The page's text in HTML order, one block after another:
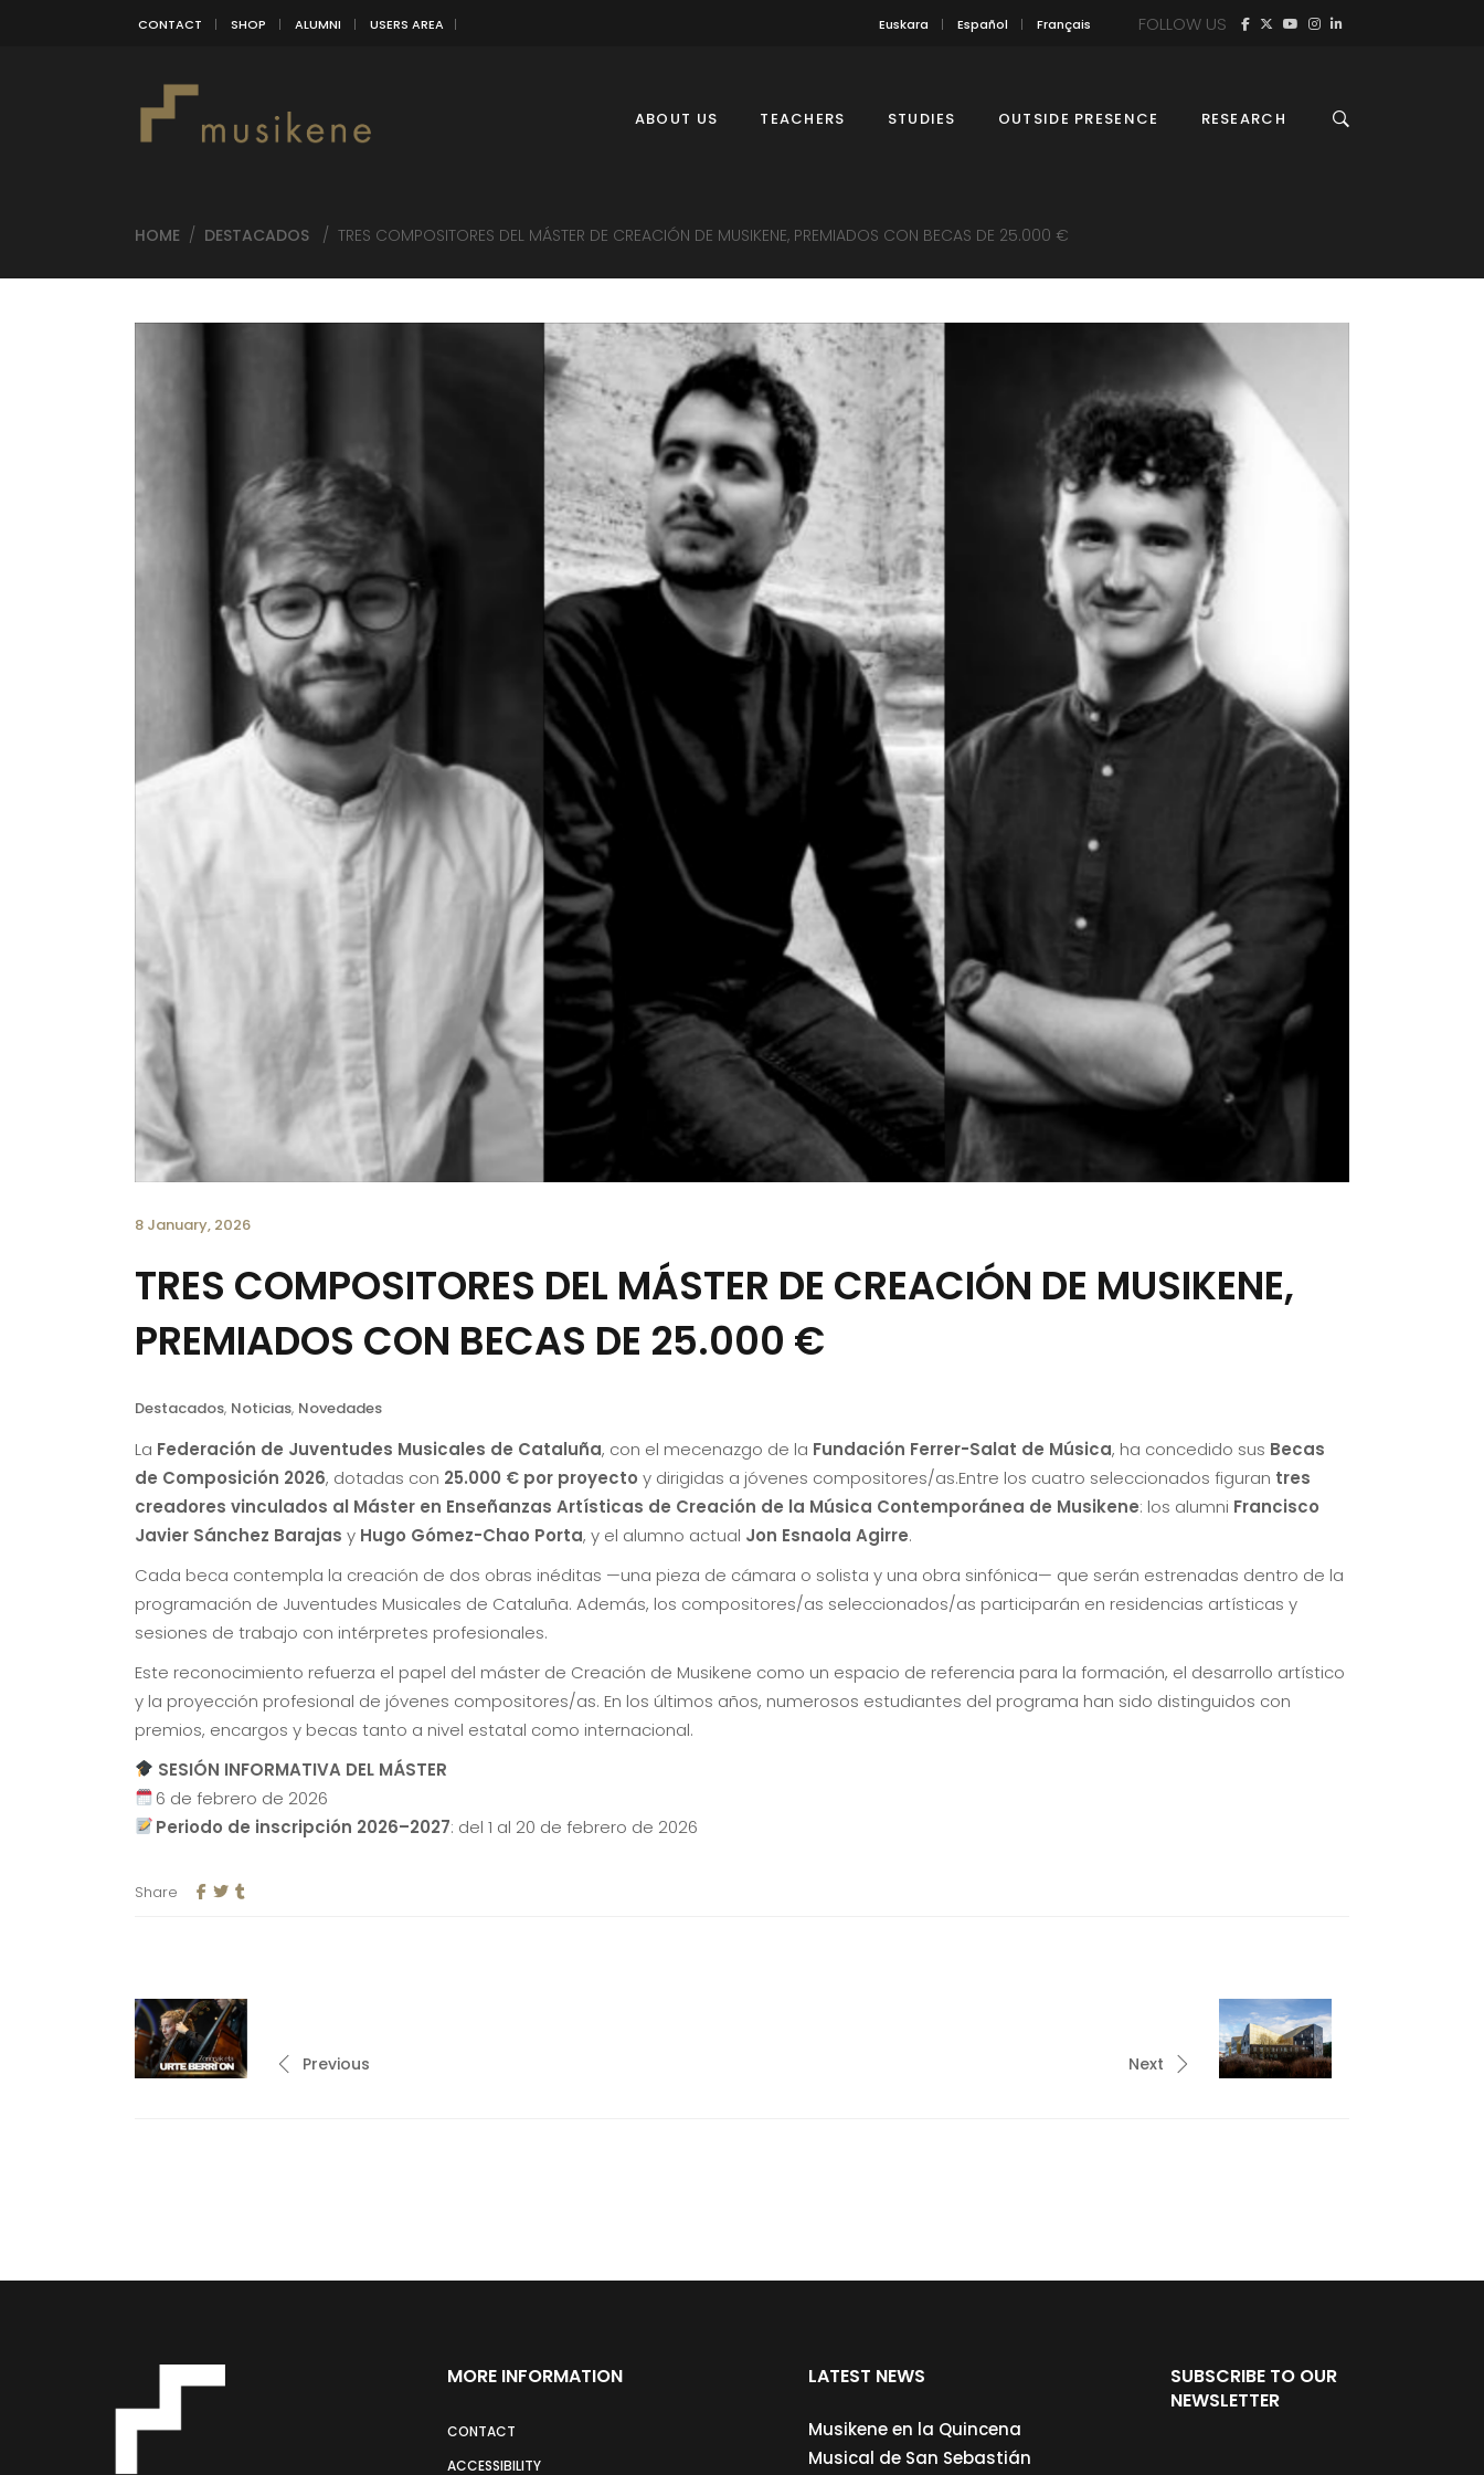
CONTACT SHOP ALUMNI USERS AREA Euskara Español Français FOLLOW US
ABOUT US TEACHERS STUDIES OUTSIDE PRESENCE RESEARCH
HOME / DESTACADOS / TRES COMPOSITORES DEL MÁSTER DE CREACIÓN DE MUSIKENE, PREMIADOS CON BECAS DE 25.000 €
8 January, 2026
TRES COMPOSITORES DEL MÁSTER DE CREACIÓN DE MUSIKENE,
PREMIADOS CON BECAS DE 25.000 €
Destacados, Noticias, Novedades
La Federación de Juventudes Musicales de Cataluña, con el mecenazgo de la Fundación Ferrer-Salat de Música, ha concedido sus Becas
de Composición 2026, dotadas con 25.000 € por proyecto y dirigidas a jóvenes compositores/as.Entre los cuatro seleccionados figuran tres
creadores vinculados al Máster en Enseñanzas Artísticas de Creación de la Música Contemporánea de Musikene: los alumni Francisco
Javier Sánchez Barajas y Hugo Gómez-Chao Porta, y el alumno actual Jon Esnaola Agirre.
Cada beca contempla la creación de dos obras inéditas —una pieza de cámara o solista y una obra sinfónica— que serán estrenadas dentro de la
programación de Juventudes Musicales de Cataluña. Además, los compositores/as seleccionados/as participarán en residencias artísticas y
sesiones de trabajo con intérpretes profesionales.
Este reconocimiento refuerza el papel del máster de Creación de Musikene como un espacio de referencia para la formación, el desarrollo artístico
y la proyección profesional de jóvenes compositores/as. En los últimos años, numerosos estudiantes del programa han sido distinguidos con
premios, encargos y becas tanto a nivel estatal como internacional.
SESIÓN INFORMATIVA DEL MÁSTER
6 de febrero de 2026
Periodo de inscripción 2026–2027: del 1 al 20 de febrero de 2026
Share
Previous Next
MORE INFORMATION
CONTACT
ACCESSIBILITY
LATEST NEWS
Musikene en la Quincena
Musical de San Sebastián
SUBSCRIBE TO OUR
NEWSLETTER